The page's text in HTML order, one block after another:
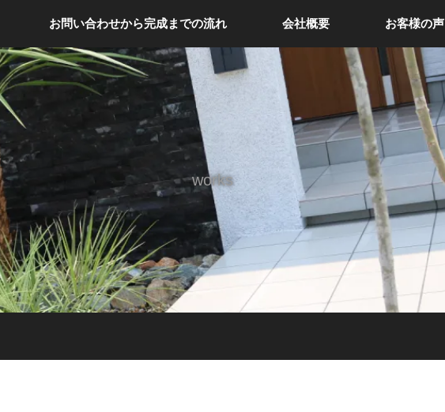
お問い合わせから完成までの流れ 会社概要 お客様の声
works